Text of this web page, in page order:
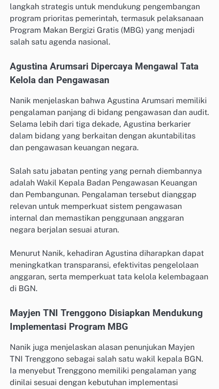
langkah strategis untuk mendukung pengembangan
program prioritas pemerintah, termasuk pelaksanaan
Program Makan Bergizi Gratis (MBG) yang menjadi
salah satu agenda nasional.
Agustina Arumsari Dipercaya Mengawal Tata
Kelola dan Pengawasan
Nanik menjelaskan bahwa Agustina Arumsari memiliki
pengalaman panjang di bidang pengawasan dan audit.
Selama lebih dari tiga dekade, Agustina berkarier
dalam bidang yang berkaitan dengan akuntabilitas
dan pengawasan keuangan negara.
Salah satu jabatan penting yang pernah diembannya
adalah Wakil Kepala Badan Pengawasan Keuangan
dan Pembangunan. Pengalaman tersebut dianggap
relevan untuk memperkuat sistem pengawasan
internal dan memastikan penggunaan anggaran
negara berjalan sesuai aturan.
Menurut Nanik, kehadiran Agustina diharapkan dapat
meningkatkan transparansi, efektivitas pengelolaan
anggaran, serta memperkuat tata kelola kelembagaan
di BGN.
Mayjen TNI Trenggono Disiapkan Mendukung
Implementasi Program MBG
Nanik juga menjelaskan alasan penunjukan Mayjen
TNI Trenggono sebagai salah satu wakil kepala BGN.
Ia menyebut Trenggono memiliki pengalaman yang
dinilai sesuai dengan kebutuhan implementasi